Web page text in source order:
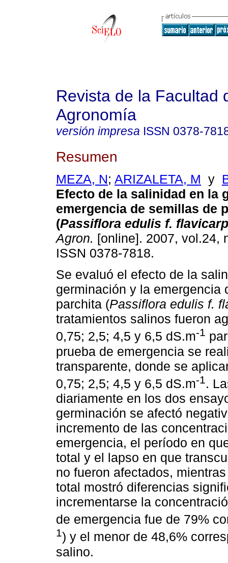
Revista de la Facultad
Agronomía
versión impresa ISSN 0378-
Resumen
MEZA, N; ARIZALETA, M y
Efecto de la salinidad en la
emergencia de semillas de
(Passiflora edulis f.
Agron. [online]. 2007, vol.24,
ISSN 0378-7818.
Se evaluó el efecto de la
germinación y la emergencia
parchita (Passiflora edulis f.
tratamientos salinos fueron
0,75; 2,5; 4,5 y 6,5 dS.m-1
prueba de emergencia se
transparente, donde se
0,75; 2,5; 4,5 y 6,5 dS.m-1 .
diariamente en los dos
germinación se afectó
incremento de las
emergencia, el período en
total y el lapso en que
no fueron afectados,
total mostró diferencias
incrementarse la
de emergencia fue de 79%
1) y el menor de 48,6%
salino.